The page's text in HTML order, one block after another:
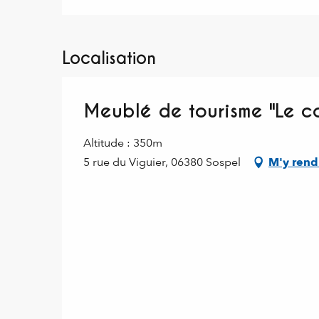
Localisation
Meublé de tourisme "Le
Altitude : 350m
5 rue du Viguier, 06380 Sospel
M'y